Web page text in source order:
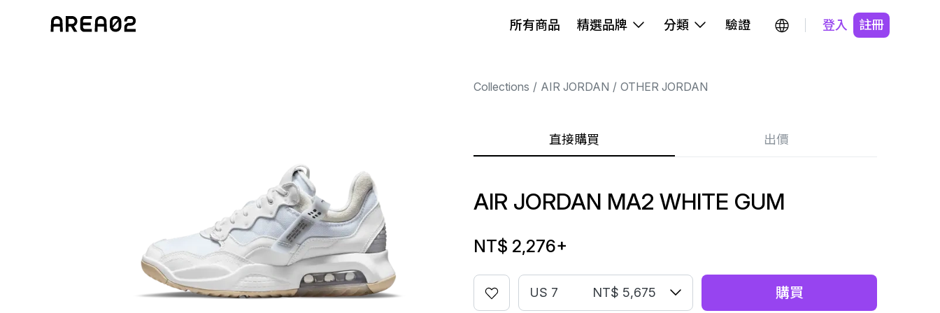
所有商品 精選品牌 分類 驗證 登入 註冊
Collections AIR JORDAN OTHER JORDAN
直接購買 出價
AIR JORDAN MA2 WHITE GUM
NT$ 2,276+
US 7 NT$ 5,675 購買